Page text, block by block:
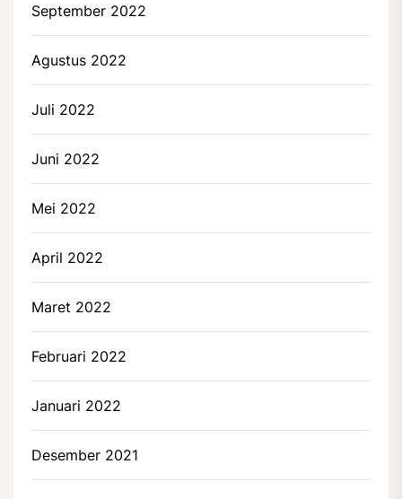
September 2022
Agustus 2022
Juli 2022
Juni 2022
Mei 2022
April 2022
Maret 2022
Februari 2022
Januari 2022
Desember 2021